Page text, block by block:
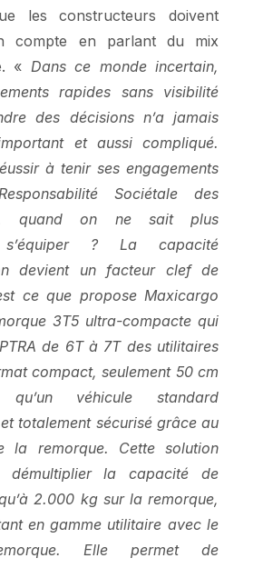
les constructeurs doivent
compte en parlant du mix
« Dans ce monde incertain,
rapides sans visibilité
des décisions n’a jamais
et aussi compliqué.
à tenir ses engagements
Sociétale des
quand on ne sait plus
s’équiper ? La capacité
devient un facteur clef de
ce que propose Maxicargo
3T5 ultra-compacte qui
de 6T à 7T des utilitaires
compact, seulement 50 cm
véhicule standard
totalement sécurisé grâce au
la remorque. Cette solution
démultiplier la capacité de
2.000 kg sur la remorque,
en gamme utilitaire avec le
Elle permet de